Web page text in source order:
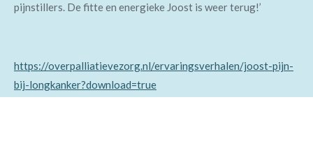
pijnstillers. De fitte en energieke Joost is weer terug!’
https://overpalliatievezorg.nl/ervaringsverhalen/joost-pijn-
bij-longkanker?download=true